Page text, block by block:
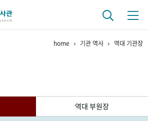
로 보는 연구 역사
연구자들
home 기관 역사 역대 기관장
역대 부원장